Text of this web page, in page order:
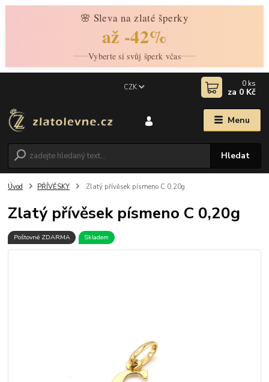
🌸 Sleva na zlaté šperky
až -42%
Vyberte si svůj šperk včas
Menu
CZK
Hledat
0 ks
za 0 Kč
Úvod PŘÍVĚSKY Zlatý přívěsek písmeno C 0,20g
Zlatý přívěsek písmeno C 0,20g
Poštovné ZDARMA Skladem